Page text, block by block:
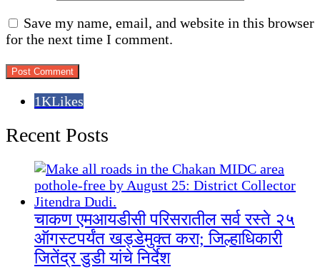
Save my name, email, and website in this browser
for the next time I comment.
1KLikes
Recent Posts
चाकण एमआयडीसी परिसरातील सर्व रस्ते २५
ऑगस्टपर्यंत खड्डेमुक्त करा; जिल्हाधिकारी
जितेंद्र डुडी यांचे निर्देश